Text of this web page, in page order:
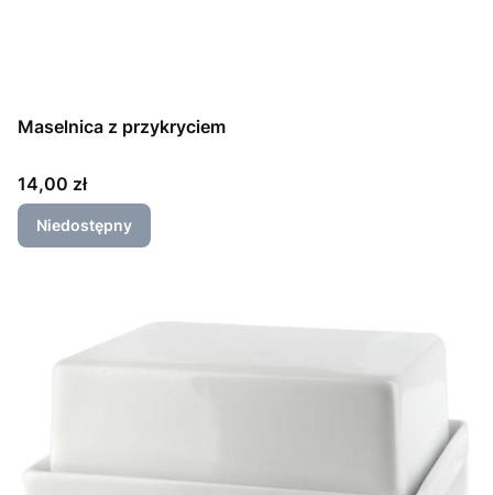
Maselnica z przykryciem
Cena
14,00 zł
Niedostępny